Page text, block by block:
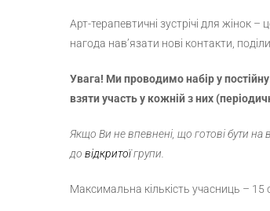
Арт-терапевтичні зустрічі для жінок
нагода нав’язати нові контакти,
Увага! Ми проводимо набір у
взяти участь у кожній з них
Якщо Ви не впевнені, що готові бути на
до відкритоїгрупи.
Максимальна кількість учасниць – 15